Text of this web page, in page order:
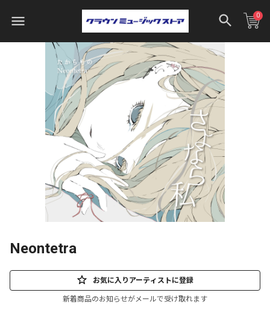
0
Neontetra
お気に入りアーティストに登録
新着商品のお知らせがメールで受け取れます